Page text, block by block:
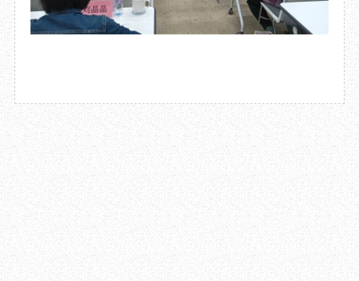
2021.05.27
成都杜甫草堂博物馆2021年第1期“文化名人进草堂系列学术讲座”顺利举办